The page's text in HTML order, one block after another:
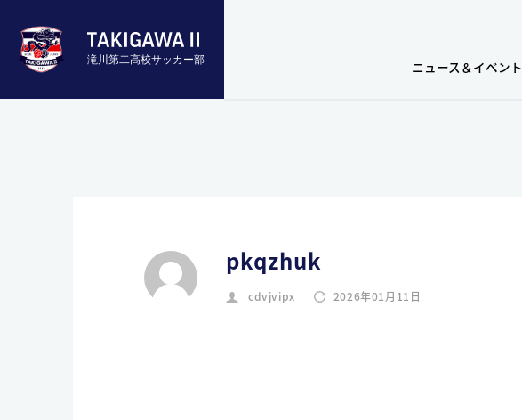
滝川第二高校サッカー部 ニュース＆イベント
pkqzhuk
cdvjvipx 2026年01月11日